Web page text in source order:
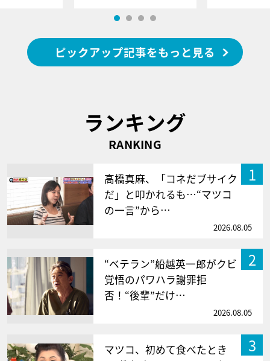
ピックアップ記事をもっと見る
ランキング
RANKING
1
高橋真麻、「コネだブサイク
だ」と叩かれるも…“マツコ
の一言”から…
2026.08.05
2
“ベテラン”船越英一郎がクビ
覚悟のパワハラ謝罪拒
否！“後輩”だけ…
2026.08.05
3
マツコ、初めて食べたとき